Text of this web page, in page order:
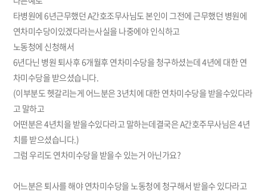
타병원에 6년근무했던 A간호조무사님도 본인이 그전에 근무했던 병원에
연차미수당이있겠다라는사실을 나중에야 인식하고
노동청에 신청해서
6년다닌 병원 퇴사후 6개월후 연차미수당을 청구하셨는데 4년에 대한 연
차미수당을 받으셨습니다.
(이부분도 헷갈리는게 어느분은 3년치에 대한 연차미수당을 받을수있다라
고 말하고
어떤분은 4년치을 받을수있다라고 말하는데결국은 A간호주무사님은 4년
치를 받으셨습니다.)
그럼 우리도 연차미수당을 받을수 있는거 아닌가요?
어느분은 퇴사를 해야 연차미수당을 노동청에 청구해서 받을수 있다라고